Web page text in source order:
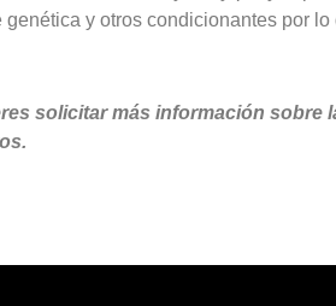
genética y otros condicionantes por
solicitar más información sobre